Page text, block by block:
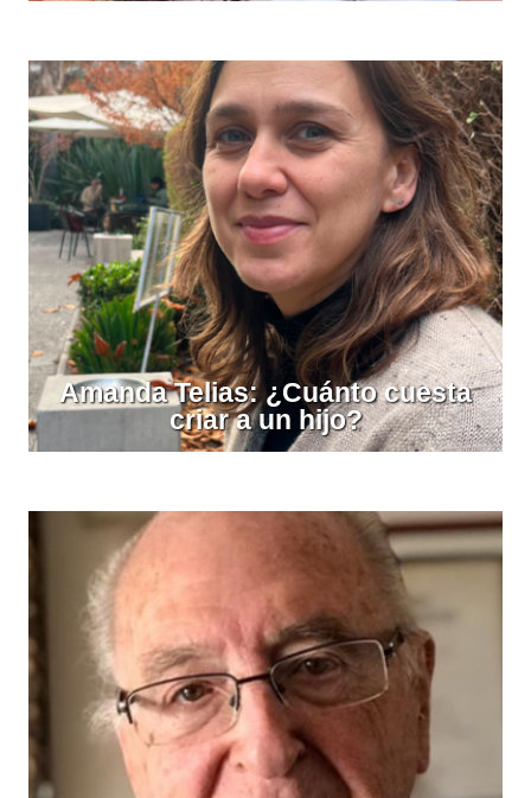
Amanda Telias: ¿Cuánto cuesta
criar a un hijo?